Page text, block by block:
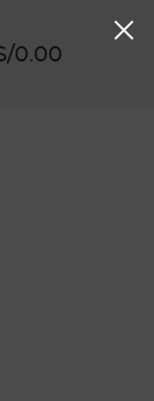
0.00